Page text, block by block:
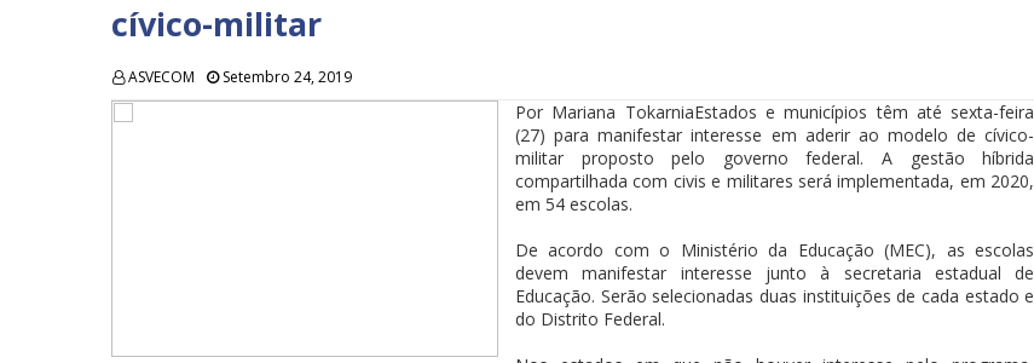
cívico-militar
ASVECOM Setembro 24, 2019
Por Mariana TokarniaEstados e municípios têm até sexta-feira
(27) para manifestar interesse em aderir ao modelo de cívico-
militar proposto pelo governo federal. A gestão híbrida
compartilhada com civis e militares será implementada, em 2020,
em 54 escolas.
De acordo com o Ministério da Educação (MEC), as escolas
devem manifestar interesse junto à secretaria estadual de
Educação. Serão selecionadas duas instituições de cada estado e
do Distrito Federal.